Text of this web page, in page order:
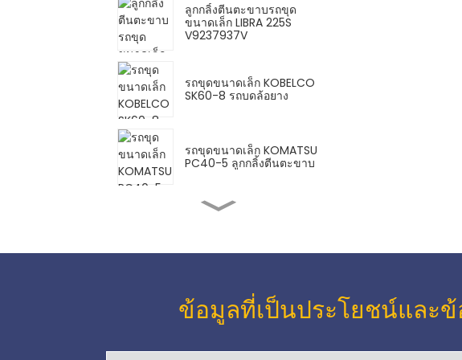
ลูกกลิ้งตีนตะขาบรถขุด
ขนาดเล็ก LIBRA 225S
V9237937V
รถขุดขนาดเล็ก KOBELCO
SK60-8 รถบดล้อยาง
รถขุดขนาดเล็ก KOMATSU
PC40-5 ลูกกลิ้งตีนตะขาบ
4719574 รถบดล้อยางรถ
ล้อยางรถขุดขนาดเล็ก
MU3004 LIBRA 130S รถบด
ข้อมูลที่เป็นประโยชน์และ